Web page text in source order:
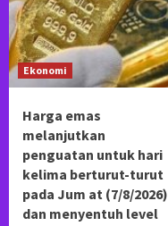
Ekonomi
Harga emas
melanjutkan
penguatan untuk hari
kelima berturut-turut
pada Jum at (7/8/2026)
dan menyentuh level